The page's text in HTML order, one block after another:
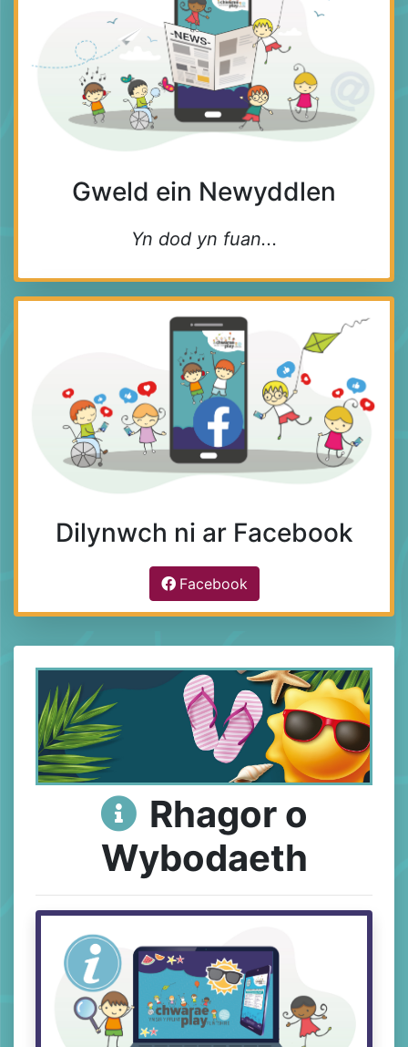
Gweld ein Newyddlen
Yn dod yn fuan...
Dilynwch ni ar Facebook
Facebook
Rhagor o
Wybodaeth